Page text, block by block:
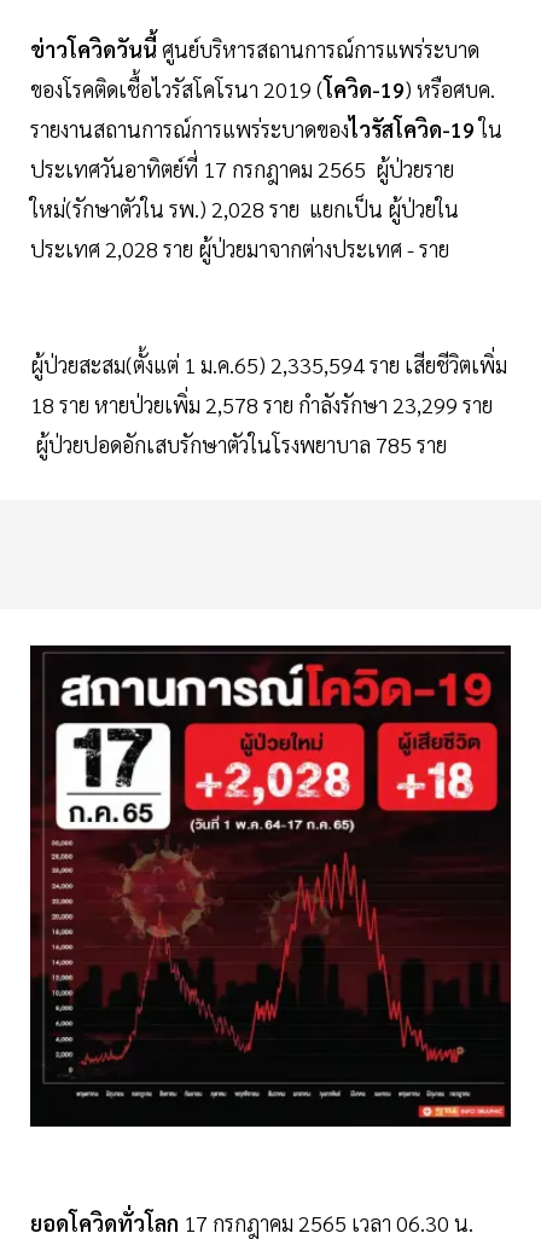
ข่าวโควิดวันนี้ ศูนย์บริหารสถานการณ์การแพร่ระบาด
ของโรคติดเชื้อไวรัสโคโรนา 2019 (โควิด-19) หรือศบค.
รายงานสถานการณ์การแพร่ระบาดของไวรัสโควิด-19ใน
ประเทศวันอาทิตย์ที่ 17 กรกฎาคม 2565 ผู้ป่วยราย
ใหม่(รักษาตัวใน รพ.) 2,028 ราย แยกเป็น ผู้ป่วยใน
ประเทศ 2,028 ราย ผู้ป่วยมาจากต่างประเทศ - ราย
ผู้ป่วยสะสม(ตั้งแต่ 1 ม.ค.65) 2,335,594 ราย เสียชีวิตเพิ่ม
18 ราย หายป่วยเพิ่ม 2,578 ราย กำลังรักษา 23,299 ราย
ผู้ป่วยปอดอักเสบรักษาตัวในโรงพยาบาล 785 ราย
ยอดโควิดทั่วโลก 17 กรกฎาคม 2565 เวลา 06.30 น.